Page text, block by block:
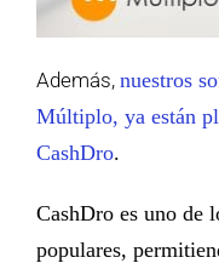
Además, nuestros
Múltiplo, ya están
CashDro.
CashDro es uno de
populares,